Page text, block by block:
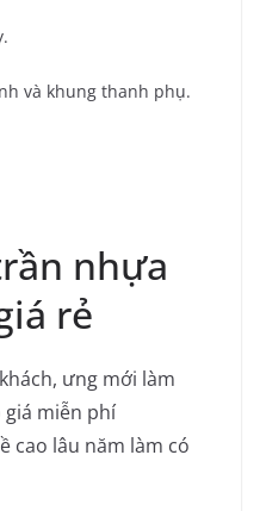
và khung thanh phụ.
nhựa
rẻ
ưng mới làm
giá miễn phí
cao lâu năm làm có